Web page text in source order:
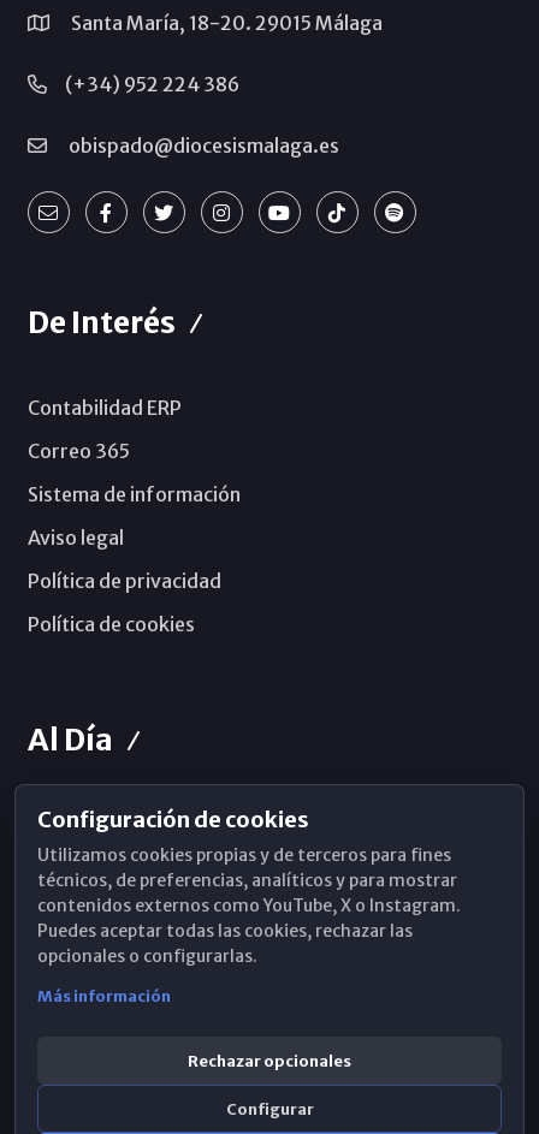
Santa María, 18-20. 29015 Málaga
(+34) 952 224 386
obispado@diocesismalaga.es
De Interés
Contabilidad ERP
Correo 365
Sistema de información
Aviso legal
Política de privacidad
Política de cookies
Al Día
Horarios de Misa
Hemeroteca
WhatsApp
Configuración de cookies
Utilizamos cookies propias y de terceros para fines
técnicos, de preferencias, analíticos y para mostrar
contenidos externos como YouTube, X o Instagram.
Puedes aceptar todas las cookies, rechazar las
opcionales o configurarlas.
Más información
Rechazar opcionales
Configurar